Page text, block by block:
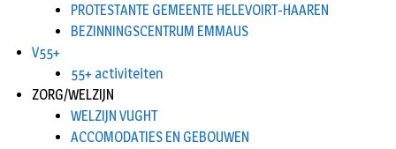
PROTESTANTE GEMEENTE HELEVOIRT-HAAREN
BEZINNINGSCENTRUM EMMAUS
V55+
55+ activiteiten
ZORG/WELZIJN
WELZIJN VUGHT
ACCOMODATIES EN GEBOUWEN